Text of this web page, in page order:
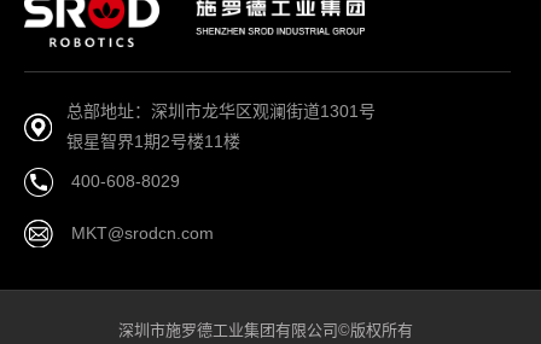
总部地址：深圳市龙华区观澜街道1301号
银星智界1期2号楼11楼
400-608-8029
MKT@srodcn.com
深圳市施罗德工业集团有限公司©版权所有